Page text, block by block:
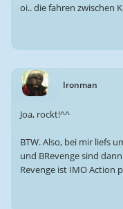
oi.. die fahren zwischen
Ironman
Joa, rockt!^^
BTW. Also, bei mir liefs
und BRevenge sind
Revenge ist IMO Action